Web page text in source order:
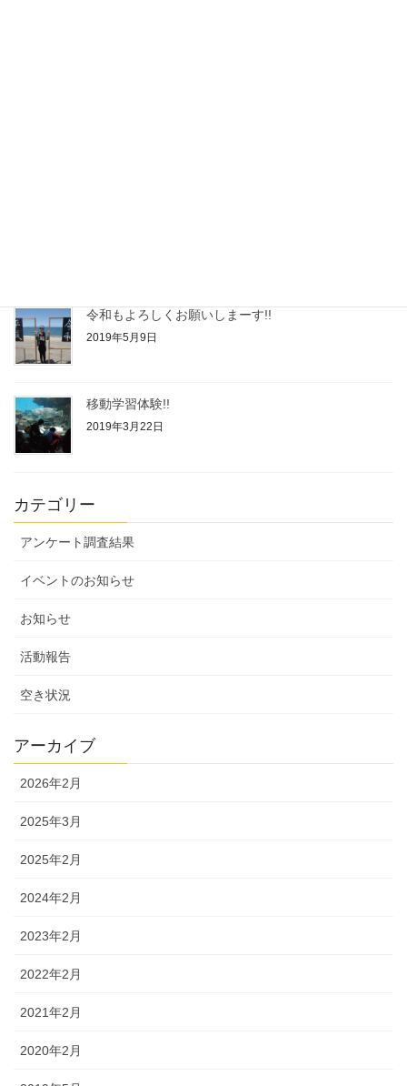
令和もよろしくお願いしまーす!!
2019年5月9日
移動学習体験!!
2019年3月22日
カテゴリー
アンケート調査結果
イベントのお知らせ
お知らせ
活動報告
空き状況
アーカイブ
2026年2月
2025年3月
2025年2月
2024年2月
2023年2月
2022年2月
2021年2月
2020年2月